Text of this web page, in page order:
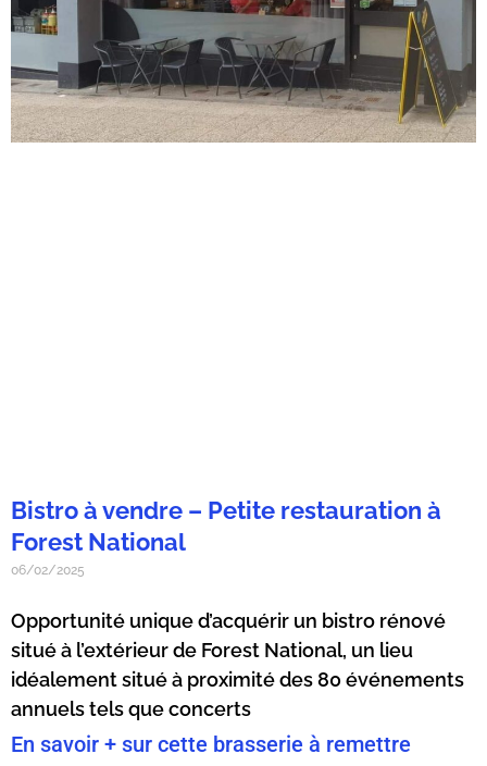
Bistro à vendre – Petite restauration à
Forest National
06/02/2025
Opportunité unique d’acquérir un bistro rénové
situé à l’extérieur de Forest National, un lieu
idéalement situé à proximité des 80 événements
annuels tels que concerts
En savoir + sur cette brasserie à remettre